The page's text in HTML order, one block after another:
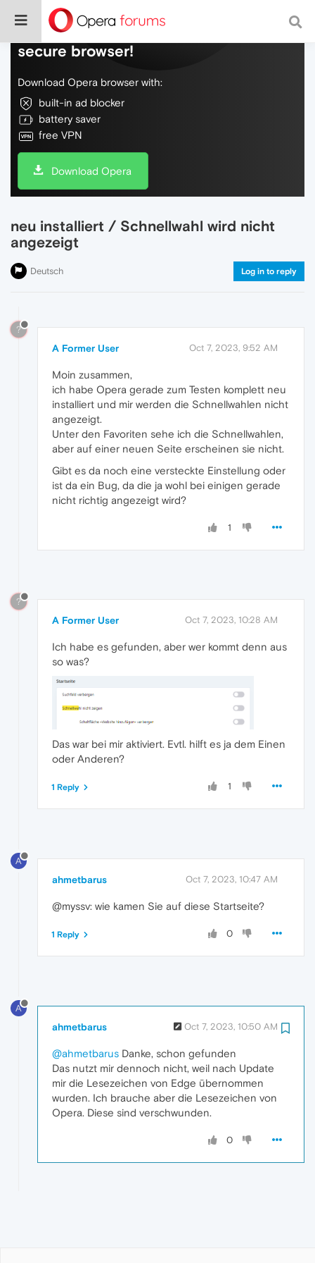
Do more on the web, with a fast and
secure browser!
Download Opera browser with:
built-in ad blocker
battery saver
free VPN
Download Opera
neu installiert / Schnellwahl wird nicht
angezeigt
Deutsch Log in to reply
?
A Former User Oct 7, 2023, 9:52 AM
Moin zusammen,
ich habe Opera gerade zum Testen komplett neu
installiert und mir werden die Schnellwahlen nicht
angezeigt.
Unter den Favoriten sehe ich die Schnellwahlen,
aber auf einer neuen Seite erscheinen sie nicht.
Gibt es da noch eine versteckte Einstellung oder
ist da ein Bug, da die ja wohl bei einigen gerade
nicht richtig angezeigt wird?
1
?
A Former User Oct 7, 2023, 10:28 AM
Ich habe es gefunden, aber wer kommt denn aus
so was?
Das war bei mir aktiviert. Evtl. hilft es ja dem Einen
oder Anderen?
1
1 Reply
A
ahmetbarus Oct 7, 2023, 10:47 AM
@myssv: wie kamen Sie auf diese Startseite?
0
1 Reply
A
ahmetbarus Oct 7, 2023, 10:50 AM
@ahmetbarus Danke, schon gefunden
Das nutzt mir dennoch nicht, weil nach Update
mir die Lesezeichen von Edge übernommen
wurden. Ich brauche aber die Lesezeichen von
Opera. Diese sind verschwunden.
0